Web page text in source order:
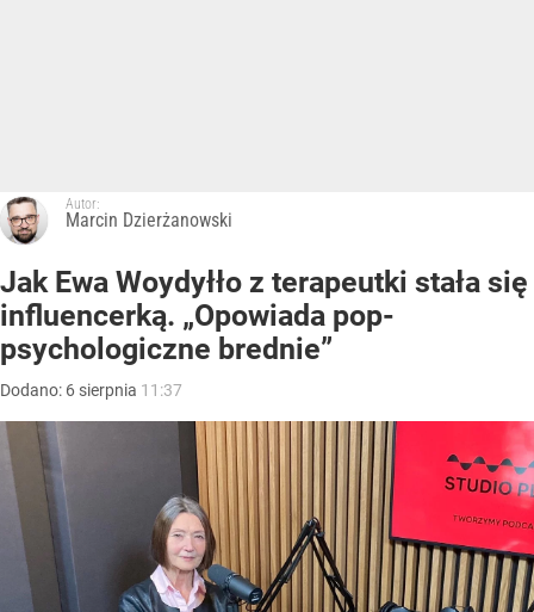
Autor:
Marcin Dzierżanowski
Jak Ewa Woydyłło z terapeutki stała się
influencerką. „Opowiada pop-
psychologiczne brednie”
Dodano: 6 sierpnia 11:37